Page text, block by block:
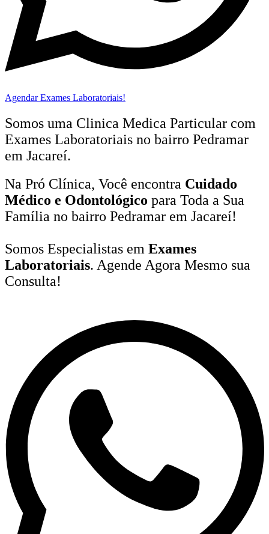
Agendar Exames Laboratoriais!
Somos uma Clinica Medica Particular com
Exames Laboratoriais no bairro Pedramar
em Jacareí.
Na Pró Clínica, Você encontra Cuidado
Médico e Odontológico para Toda a Sua
Família no bairro Pedramar em Jacareí!
Somos Especialistas em Exames
Laboratoriais. Agende Agora Mesmo sua
Consulta!